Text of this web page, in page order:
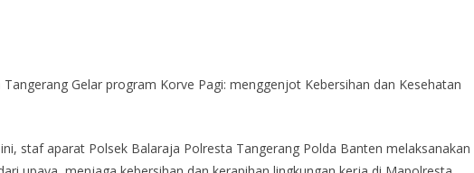
Gelar program Korve Pagi: menggenjot Kebersihan dan Kesehatan
staf aparat Polsek Balaraja Polresta Tangerang Polda Banten melaksanakan